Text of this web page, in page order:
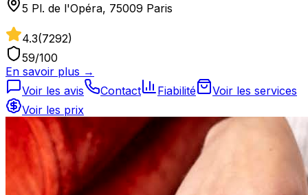
5 Pl. de l'Opéra, 75009 Paris
4.3(7292)
59/100
En savoir plus →
Voir les avis
Contact Fiabilité
Voir les services
Voir les prix